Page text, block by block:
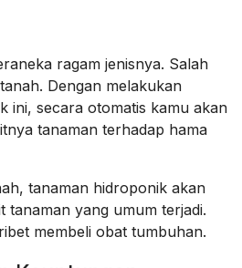
ragam jenisnya. Salah
Dengan melakukan
ini, secara otomatis kamu akan
tanaman terhadap hama
tanaman hidroponik akan
tanaman yang umum terjadi.
membeli obat tumbuhan.